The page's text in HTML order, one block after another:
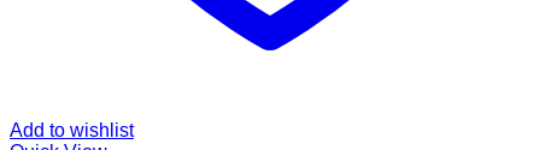
Add to wishlist